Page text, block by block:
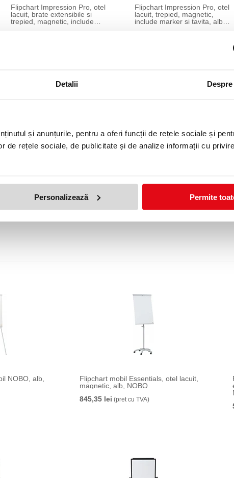
Detalii Despre
și anunțurile, pentru a oferi funcții de rețele sociale și
de rețele sociale, de publicitate și de analize informații cu
Personalizează Permite
Flipchart Impression Pro, otel
lacuit, brate extensibile si
trepied, magnetic, include
Flipchart Impression Pro, otel
lacuit, trepied, magnetic,
include marker si tavita, alb
NOBO, alb,
Flipchart mobil Essentials, otel lacuit,
magnetic, alb, NOBO
845,35 lei (pret cu TVA)